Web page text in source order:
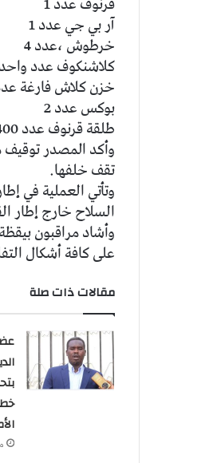
آر بي جي عدد 1
خرطوش ،عدد 4
كلاشنكوف عدد واحد
خزن كلاش فارغة عدد
بوكس عدد 2
طلقة قرنوف عدد 400
وأكد المصدر
تقف خلفها.
وتأتي العملية في
السلاح خارج إطار
وأشاد مراقبون
على كافة أشكال
مقالات ذات صلة